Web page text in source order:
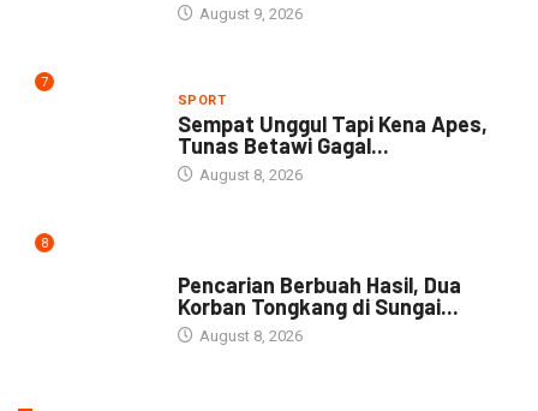
August 9, 2026
7
SPORT
Sempat Unggul Tapi Kena Apes,
Tunas Betawi Gagal...
August 8, 2026
8
Pencarian Berbuah Hasil, Dua
Korban Tongkang di Sungai...
August 8, 2026